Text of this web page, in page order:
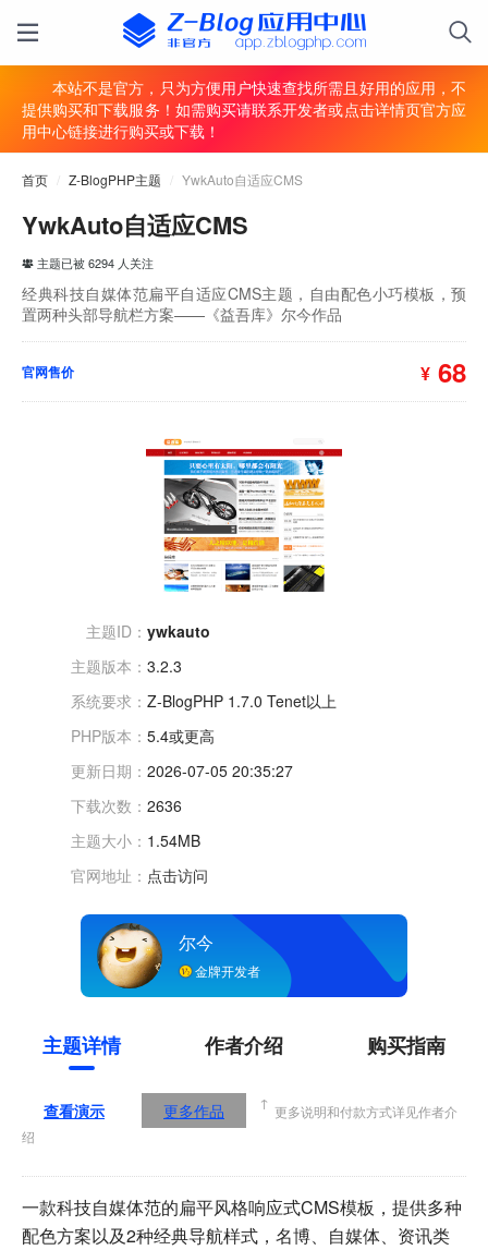
本站不是官方，只为方便用户快速查找所需且好用的应用，不
提供购买和下载服务！如需购买请联系开发者或点击详情页官方应
用中心链接进行购买或下载！
首页 Z-BlogPHP主题 YwkAuto自适应CMS
YwkAuto自适应CMS
主题已被 6294 人关注
经典科技自媒体范扁平自适应CMS主题，自由配色小巧模板，预
置两种头部导航栏方案——《益吾库》尔今作品
¥ 68
官网售价
主题ID： ywkauto
主题版本： 3.2.3
系统要求： Z-BlogPHP 1.7.0 Tenet以上
PHP版本： 5.4或更高
更新日期： 2026-07-05 20:35:27
下载次数： 2636
主题大小： 1.54MB
官网地址： 点击访问
尔今
金牌开发者
主题详情 作者介绍 购买指南
查看演示 更多作品 ↑ 更多说明和付款方式详见作者介
绍
一款科技自媒体范的扁平风格响应式CMS模板，提供多种
配色方案以及2种经典导航样式，名博、自媒体、资讯类